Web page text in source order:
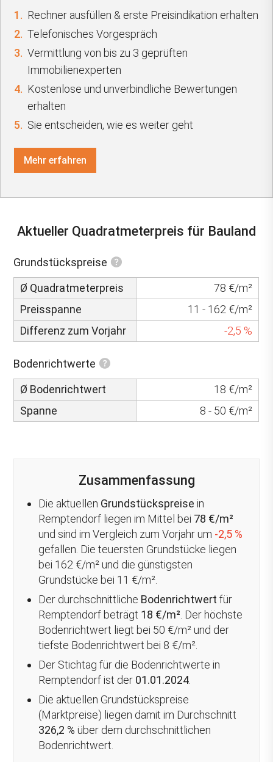
1. Rechner ausfüllen & erste Preisindikation erhalten
2. Telefonisches Vorgespräch
3. Vermittlung von bis zu 3 geprüften
Immobilienexperten
4. Kostenlose und unverbindliche Bewertungen
erhalten
5. Sie entscheiden, wie es weiter geht
Mehr erfahren
Aktueller Quadratmeterpreis für Bauland
Grundstückspreise
Ø Quadratmeterpreis
78 €/m²
Preisspanne
11 - 162 €/m²
Differenz zum Vorjahr
-2,5 %
Bodenrichtwerte
Ø Bodenrichtwert
18 €/m²
Spanne
8 - 50 €/m²
Zusammenfassung
Die aktuellen Grundstückspreise in
Remptendorf liegen im Mittel bei 78 €/m²
und sind im Vergleich zum Vorjahr um -2,5 %
gefallen . Die teuersten Grundstücke liegen
bei 162 €/m² und die günstigsten
Grundstücke bei 11 €/m².
Der durchschnittliche Bodenrichtwert für
Remptendorf beträgt 18 €/m² . Der höchste
Bodenrichtwert liegt bei 50 €/m² und der
tiefste Bodenrichtwert bei 8 €/m².
Der Stichtag für die Bodenrichtwerte in
Remptendorf ist der 01.01.2024
Die aktuellen Grundstückspreise
(Marktpreise) liegen damit im Durchschnitt
326,2 % über dem durchschnittlichen
Bodenrichtwert.